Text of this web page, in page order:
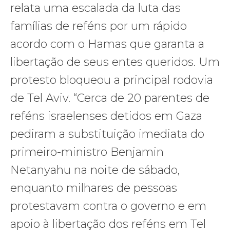
relata uma escalada da luta das
famílias de reféns por um rápido
acordo com o Hamas que garanta a
libertação de seus entes queridos. Um
protesto bloqueou a principal rodovia
de Tel Aviv. “Cerca de 20 parentes de
reféns israelenses detidos em Gaza
pediram a substituição imediata do
primeiro-ministro Benjamin
Netanyahu na noite de sábado,
enquanto milhares de pessoas
protestavam contra o governo e em
apoio à libertação dos reféns em Tel